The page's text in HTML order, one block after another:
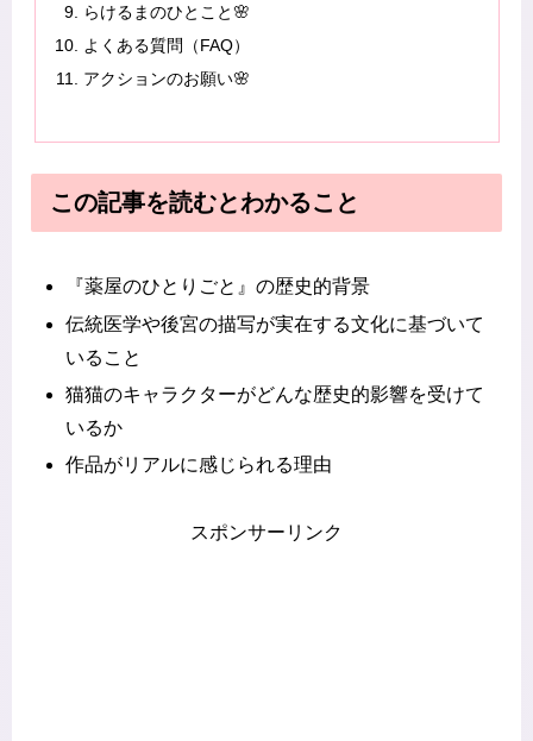
らけるまのひとこと🌸
よくある質問（FAQ）
アクションのお願い🌸
この記事を読むとわかること
『薬屋のひとりごと』の歴史的背景
伝統医学や後宮の描写が実在する文化に基づいて
いること
猫猫のキャラクターがどんな歴史的影響を受けて
いるか
作品がリアルに感じられる理由
スポンサーリンク